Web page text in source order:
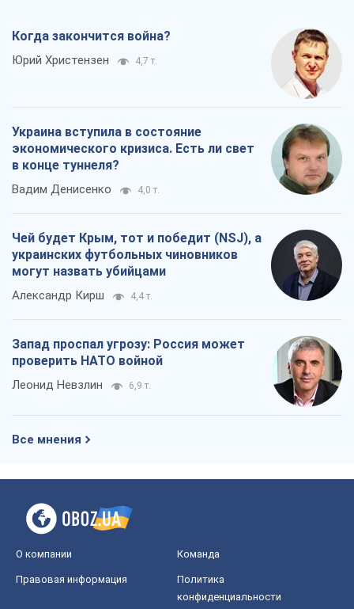
Когда закончится война?
Юрий Христензен 4,7 т.
Украина вступила в состояние
экономического кризиса. Есть ли свет
в конце туннеля?
Вадим Денисенко 4,0 т.
Чей будет Крым, тот и победит (NSJ), а
украинских футбольных чиновников
могут назвать убийцами
Александр Кирш 4,4 т.
Запад проспал угрозу: Россия может
проверить НАТО войной
Леонид Невзлин 6,9 т.
Все мнения
О компании Команда
Правовая информация
Политика
конфиденциальности